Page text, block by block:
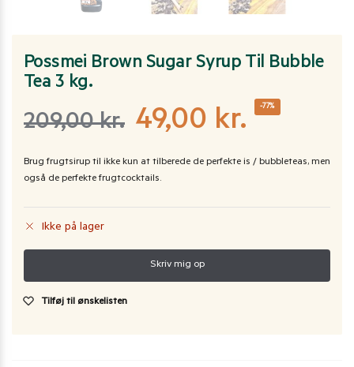
Possmei Brown Sugar Syrup Til Bubble
Tea 3 kg.
209,00kr. 49,00 kr. -77%
Brug frugtsirup til ikke kun at tilberede de perfekte is / bubbleteas, men
også de perfekte frugtcocktails.
Ikke på lager
Tilføj til ønskelisten